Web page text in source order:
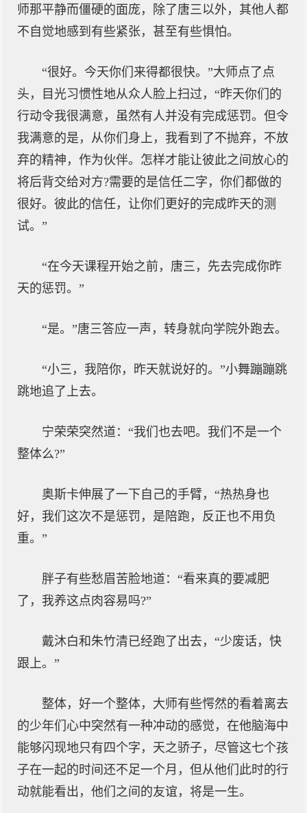
师那平静而僵硬的面庞，除了唐三以外，其他人都
不自觉地感到有些紧张，甚至有些惧怕。
“很好。今天你们来得都很快。”大师点了点
头，目光习惯性地从众人脸上扫过，“昨天你们的
行动令我很满意，虽然有人并没有完成惩罚。但令
我满意的是，从你们身上，我看到了不抛弃，不放
弃的精神，作为伙伴。怎样才能让彼此之间放心的
将后背交给对方?需要的是信任二字，你们都做的
很好。彼此的信任，让你们更好的完成昨天的测
试。”
“在今天课程开始之前，唐三，先去完成你昨
天的惩罚。”
“是。”唐三答应一声，转身就向学院外跑去。
“小三，我陪你，昨天就说好的。”小舞蹦蹦跳
跳地追了上去。
宁荣荣突然道：“我们也去吧。我们不是一个
整体么?”
奥斯卡伸展了一下自己的手臂，“热热身也
好，我们这次不是惩罚，是陪跑，反正也不用负
重。”
胖子有些愁眉苦脸地道：“看来真的要减肥
了，我养这点肉容易吗?”
戴沐白和朱竹清已经跑了出去，“少废话，快
跟上。”
整体，好一个整体，大师有些愕然的看着离去
的少年们心中突然有一种冲动的感觉，在他脑海中
能够闪现地只有四个字，天之骄子，尽管这七个孩
子在一起的时间还不足一个月，但从他们此时的行
动就能看出，他们之间的友谊，将是一生。